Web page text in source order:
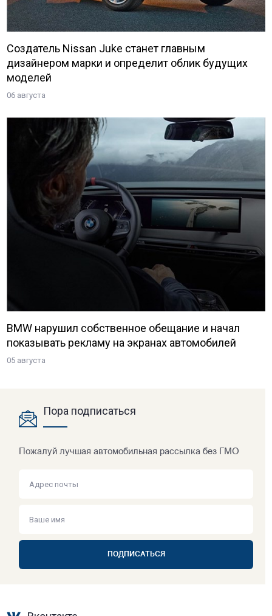
Создатель Nissan Juke станет главным
дизайнером марки и определит облик будущих
моделей
06 августа
BMW нарушил собственное обещание и начал
показывать рекламу на экранах автомобилей
05 августа
Пора подписаться
Пожалуй лучшая автомобильная рассылка без ГМО
ПОДПИСАТЬСЯ